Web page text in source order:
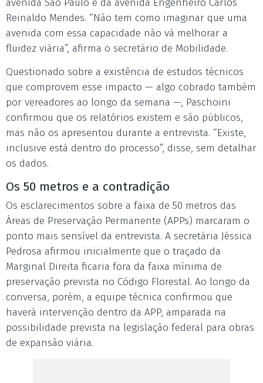
avenida São Paulo e da avenida Engenheiro Carlos
Reinaldo Mendes. “Não tem como imaginar que uma
avenida com essa capacidade não vá melhorar a
fluidez viária”, afirma o secretário de Mobilidade.
Questionado sobre a existência de estudos técnicos
que comprovem esse impacto — algo cobrado também
por vereadores ao longo da semana —, Paschoini
confirmou que os relatórios existem e são públicos,
mas não os apresentou durante a entrevista. “Existe,
inclusive está dentro do processo”, disse, sem detalhar
os dados.
Os 50 metros e a contradição
Os esclarecimentos sobre a faixa de 50 metros das
Áreas de Preservação Permanente (APPs) marcaram o
ponto mais sensível da entrevista. A secretária Jéssica
Pedrosa afirmou inicialmente que o traçado da
Marginal Direita ficaria fora da faixa mínima de
preservação prevista no Código Florestal. Ao longo da
conversa, porém, a equipe técnica confirmou que
haverá intervenção dentro da APP, amparada na
possibilidade prevista na legislação federal para obras
de expansão viária.